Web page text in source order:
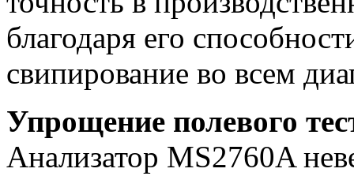
благодаря его
свипирование во всем
Упрощение полевого
Анализатор MS2760A